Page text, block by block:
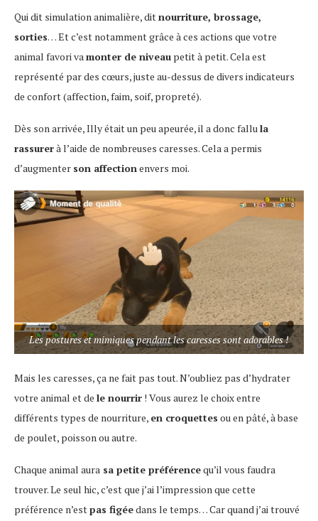
Qui dit simulation animalière, ditnourriture, brossage,
sorties… Et c’est notamment grâce à ces actions que votre
animal favori vamonter de niveau petit à petit. Cela est
représenté par des cœurs, juste au-dessus de divers indicateurs
de confort (affection, faim, soif, propreté).
Dès son arrivée, Illy était un peu apeurée, il a donc fallula
rassurerà l’aide de nombreuses caresses. Cela a permis
d’augmenter son affectionenvers moi.
Les postures et mimiques pendant les caresses sont adorables !
Mais les caresses, ça ne fait pas tout. N’oubliez pas d’hydrater
votre animal et de le nourrir ! Vous aurez le choix entre
différents types de nourriture, en croquettes ou en pâté, à base
de poulet, poisson ou autre.
Chaque animal aura sa petite préférencequ’il vous faudra
trouver. Le seul hic, c’est que j’ai l’impression que cette
préférence n’estpas figéedans le temps… Car quand j’ai trouvé